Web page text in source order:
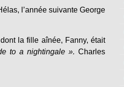
l’année suivante George
la fille aînée, Fanny, était
to a nightingale ». Charles